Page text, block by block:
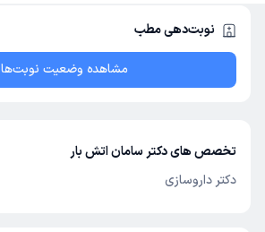
نوبت‌دهی مطب
مشاهده وضعیت نوبت‌ها
تخصص های دکتر سامان اتش بار
دکتر داروسازی